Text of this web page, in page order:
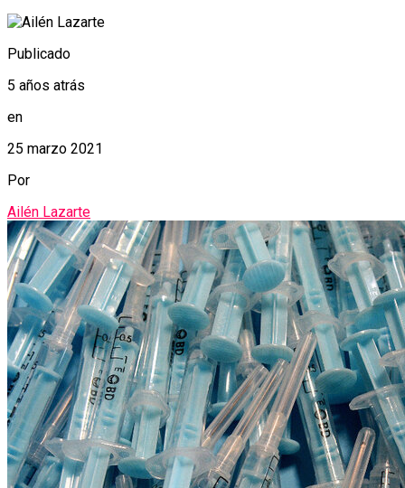
Publicado
5 años atrás
en
25 marzo 2021
Por
Ailén Lazarte